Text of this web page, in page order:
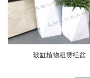
玻缸植物租赁组盆